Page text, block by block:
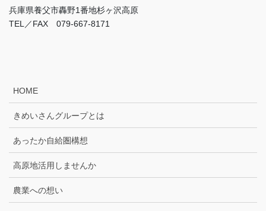
兵庫県養父市轟野1番地杉ヶ沢高原
TEL／FAX 079-667-8171
HOME
きめいさんグループとは
あったか自給圏構想
高原地活用しませんか
農業への想い